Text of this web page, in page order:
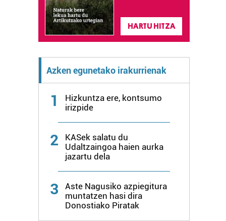
HARTU HITZA
Azken egunetako irakurrienak
1
Hizkuntza ere, kontsumo
irizpide
2
KASek salatu du
Udaltzaingoa haien aurka
jazartu dela
3
Aste Nagusiko azpiegitura
muntatzen hasi dira
Donostiako Piratak